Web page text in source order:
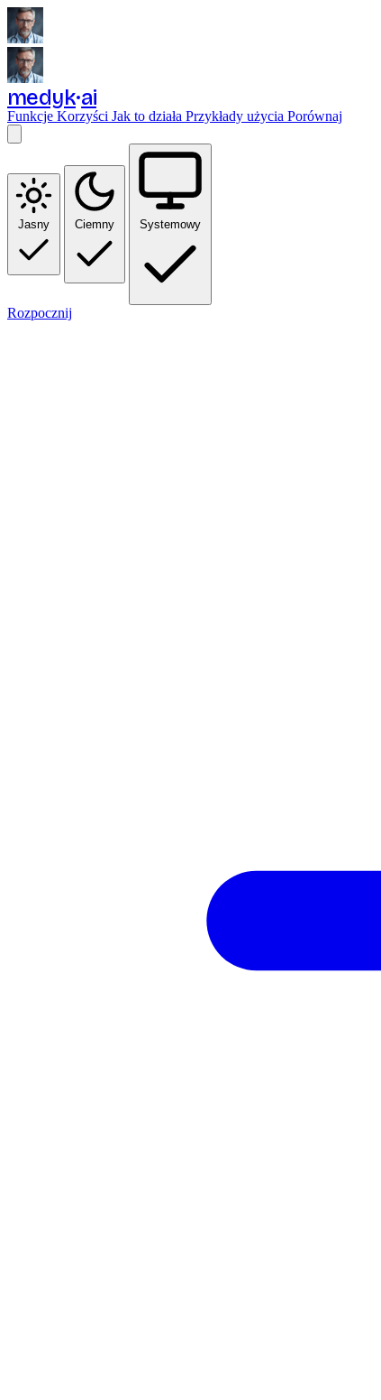
medyk ai
Funkcje Korzyści Jak to działa Przykłady użycia Porównaj
Jasny Ciemny Systemowy
Rozpocznij